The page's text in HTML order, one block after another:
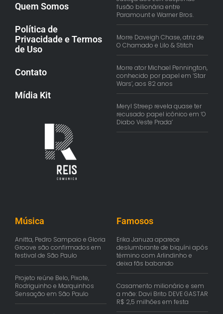
Quem Somos
Política de
Privacidade e Termos
de Uso
Contato
Mídia Kit
fusão bilionária entre
Paramount e Warner Bros.
Morre Daveigh Chase, atriz de
O Chamado e Lilo & Stitch
Morre ator Michael Pennington,
conhecido por papel em ‘Star
Wars’, aos 82 anos
Meryl Streep revela quase ter
recusado papel icônico em ‘O
Diabo Veste Prada’
Música
Anitta, Pedro Sampaio e Gloria
Groove são confirmados em
festival de São Paulo
Projeto reúne Belo, Pixote,
Rodriguinho e Marquinhos
Sensação em São Paulo
Famosos
Erika Januza aparece
deslumbrante de biquíni após
término com Arlindinho e
deixa fãs babando
Casamento milionário e sem
a mãe: Davi Brito DEVE GASTAR
R$ 2,5 milhões em festa